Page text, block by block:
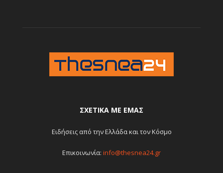
ΣΧΕΤΙΚΆ ΜΕ ΕΜΆΣ
Ειδήσεις από την Ελλάδα και τον Κόσμο
Επικοινωνία: info@thesnea24.gr